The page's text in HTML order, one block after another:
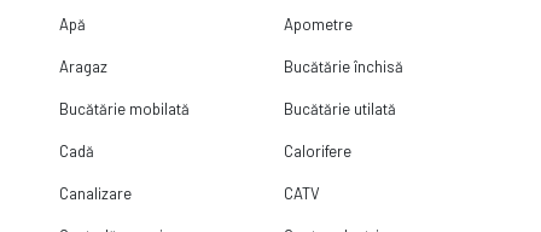
Apă Apometre
Aragaz Bucătărie închisă
Bucătărie mobilată Bucătărie utilată
Cadă Calorifere
Canalizare CATV